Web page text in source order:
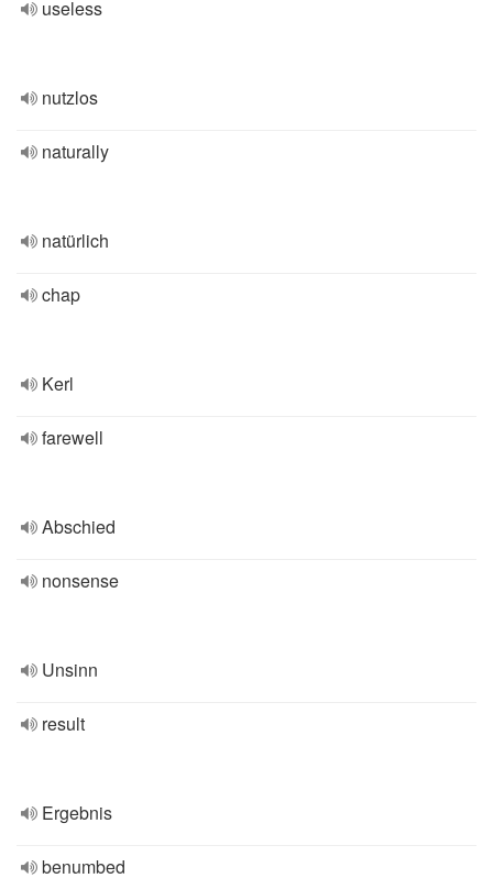
useless
nutzlos
naturally
natürlich
chap
Kerl
farewell
Abschied
nonsense
Unsinn
result
Ergebnis
benumbed